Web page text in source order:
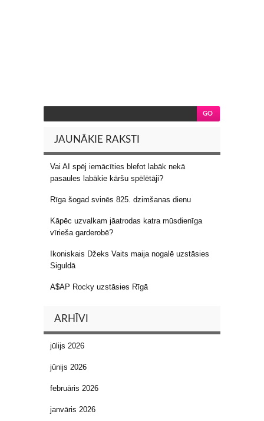
JAUNĀKIE RAKSTI
Vai AI spēj iemācīties blefot labāk nekā
pasaules labākie kāršu spēlētāji?
Rīga šogad svinēs 825. dzimšanas dienu
Kāpēc uzvalkam jāatrodas katra mūsdienīga
vīrieša garderobē?
Ikoniskais Džeks Vaits maija nogalē uzstāsies
Siguldā
A$AP Rocky uzstāsies Rīgā
ARHĪVI
jūlijs 2026
jūnijs 2026
februāris 2026
janvāris 2026